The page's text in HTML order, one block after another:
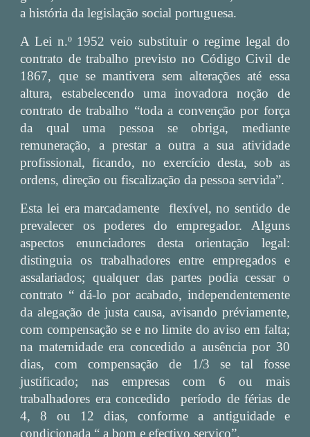
a história da legislação social portuguesa.
A Lei n.º 1952 veio substituir o regime legal do
contrato de trabalho previsto no Código Civil de
1867, que se mantivera sem alterações até essa
altura, estabelecendo uma inovadora noção de
contrato de trabalho “toda a convenção por força
da qual uma pessoa se obriga, mediante
remuneração, a prestar a outra a sua atividade
profissional, ficando, no exercício desta, sob as
ordens, direção ou fiscalização da pessoa servida”.
Esta lei era marcadamente flexível, no sentido de
prevalecer os poderes do empregador. Alguns
aspectos enunciadores desta orientação legal:
distinguia os trabalhadores entre empregados e
assalariados; qualquer das partes podia cessar o
contrato “ dá-lo por acabado, independentemente
da alegação de justa causa, avisando préviamente,
com compensação se e no limite do aviso em falta;
na maternidade era concedido a ausência por 30
dias, com compensação de 1/3 se tal fosse
justificado; nas empresas com 6 ou mais
trabalhadores era concedido período de férias de
4, 8 ou 12 dias, conforme a antiguidade e
condicionada “ a bom e efectivo serviço”.